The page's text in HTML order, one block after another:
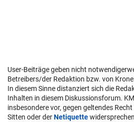
User-Beiträge geben nicht
Betreibers/der Redaktion bzw. von
In diesem Sinne distanziert sich die
Inhalten in diesem Diskussionsforum.
insbesondere vor, gegen geltendes
Sitten oder derNetiquette